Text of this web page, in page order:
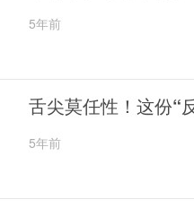
5年前
舌尖莫任性！这份“
5年前